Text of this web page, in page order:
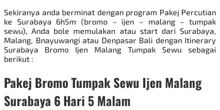
Sekiranya anda berminat dengan program Pakej Percutian
ke Surabaya 6h5m (bromo – ijen – malang – tumpak
sewu), Anda bole memulakan atau start dari Surabaya,
Malang, Bnayuwangi atau Denpasar Bali dengan Itinerary
Surabaya Bromo Ijen Malang Tumpak Sewu sebagai
berikut :
Pakej BromoTumpak Sewu Ijen Malang
Surabaya 6 Hari 5 Malam